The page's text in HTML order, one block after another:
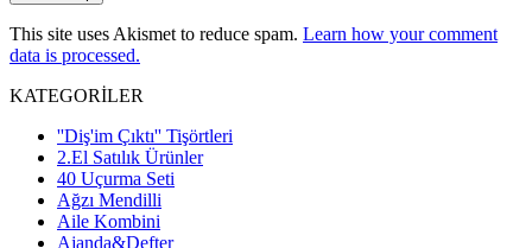
This site uses Akismet to reduce spam. Learn how your comment
data is processed.
KATEGORİLER
''Diş'im Çıktı'' Tişörtleri
2.El Satılık Ürünler
40 Uçurma Seti
Ağzı Mendilli
Aile Kombini
Ajanda&Defter